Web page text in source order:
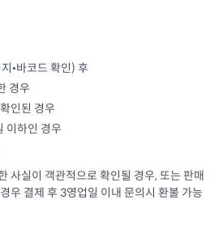
•바코드 확인) 후
경우
인된 경우
이하인 경우
사실이 객관적으로 확인될 경우, 또는 판매
우 결제 후 3영업일 이내 문의시 환불 가능